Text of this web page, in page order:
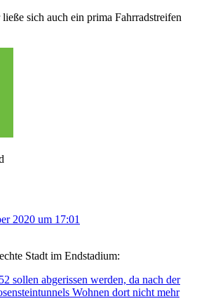
sich auch ein prima Fahrradstreifen
2020 um 17:01
Stadt im Endstadium:
sollen abgerissen werden, da nach der
Wohnen dort nicht mehr